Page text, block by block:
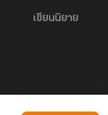
เขียนนิยาย